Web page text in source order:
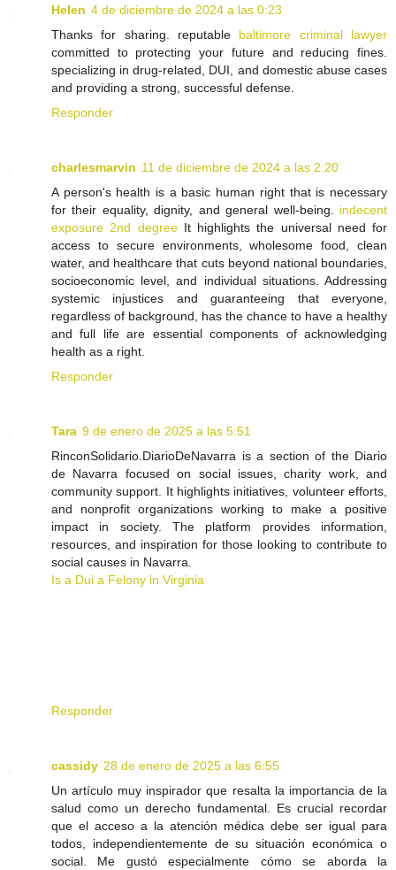
Helen 4 de diciembre de 2024 a las 0:23
Thanks for sharing. reputable baltimore criminal lawyer
committed to protecting your future and reducing fines.
specializing in drug-related, DUI, and domestic abuse cases
and providing a strong, successful defense.
Responder
charlesmarvin 11 de diciembre de 2024 a las 2:20
A person's health is a basic human right that is necessary
for their equality, dignity, and general well-being. indecent
exposure 2nd degreeIt highlights the universal need for
access to secure environments, wholesome food, clean
water, and healthcare that cuts beyond national boundaries,
socioeconomic level, and individual situations. Addressing
systemic injustices and guaranteeing that everyone,
regardless of background, has the chance to have a healthy
and full life are essential components of acknowledging
health as a right.
Responder
Tara 9 de enero de 2025 a las 5:51
RinconSolidario.DiarioDeNavarra is a section of the Diario
de Navarra focused on social issues, charity work, and
community support. It highlights initiatives, volunteer efforts,
and nonprofit organizations working to make a positive
impact in society. The platform provides information,
resources, and inspiration for those looking to contribute to
social causes in Navarra.
Is a Dui a Felony in Virginia
Responder
cassidy 28 de enero de 2025 a las 6:55
Un artículo muy inspirador que resalta la importancia de la
salud como un derecho fundamental. Es crucial recordar
que el acceso a la atención médica debe ser igual para
todos, independientemente de su situación económica o
social. Me gustó especialmente cómo se aborda la